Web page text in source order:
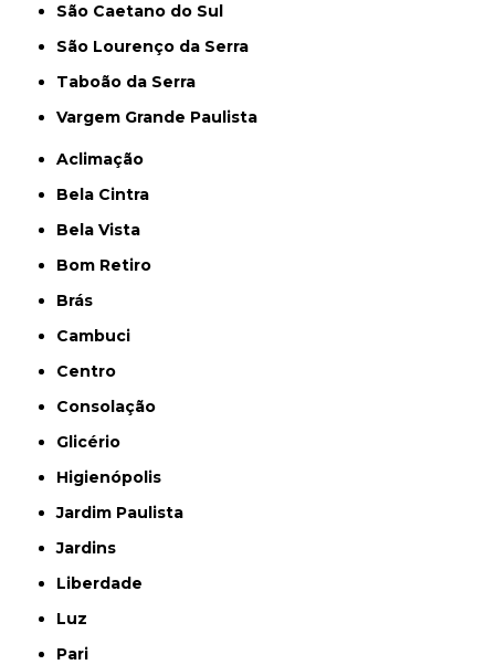
São Caetano do Sul
São Lourenço da Serra
Taboão da Serra
Vargem Grande Paulista
Aclimação
Bela Cintra
Bela Vista
Bom Retiro
Brás
Cambuci
Centro
Consolação
Glicério
Higienópolis
Jardim Paulista
Jardins
Liberdade
Luz
Pari